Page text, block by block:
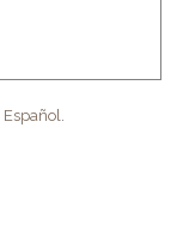
Español